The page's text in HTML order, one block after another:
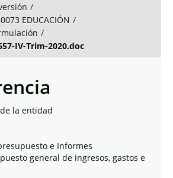
/
EDUCACIÓN /
/
IV-Trim-2020.doc
la entidad
e Informes
general de ingresos, gastos e